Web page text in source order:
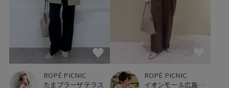
ROPÉ PICNIC
たまプラーザテラス
ROPÉ PICNIC
イオンモール広島府中